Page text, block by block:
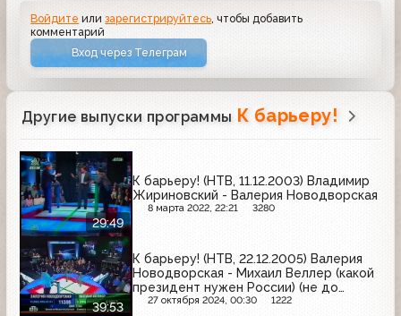
Войдите илизарегистрируйтесь , чтобы добавить
комментарий
Вход через Телеграм
Другие выпуски программы К барьеру!
29:49
К барьеру! (НТВ, 11.12.2003) Владимир
Жириновский - Валерия Новодворская
8 марта 2022, 22:21 3280
39:53
К барьеру! (НТВ, 22.12.2005) Валерия
Новодворская - Михаил Веллер (какой
президент нужен России) (не до
конца)
27 октября 2024, 00:30 1222